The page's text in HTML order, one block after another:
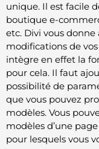
unique. Il est facile
boutique e-
etc. Divi vous donne
modifications de
intègre en effet la
pour cela. Il faut
possibilité de
que vous pouvez
modèles. Vous
modèles d’une
pour lesquels vous